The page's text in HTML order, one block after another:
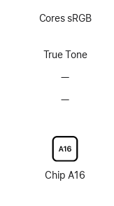
ProMotion
Cores sRGB
True Tone
—Sem
—Sem
vidro
nano-
texture
Chip A16